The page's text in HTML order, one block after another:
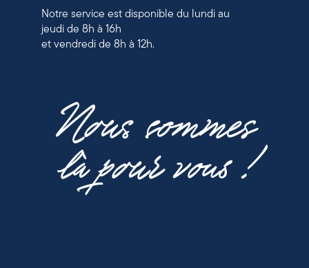
Notre service est disponible du lundi au
jeudi de 8h à 16h
et vendredi de 8h à 12h.
Nous sommes
là pour vous !